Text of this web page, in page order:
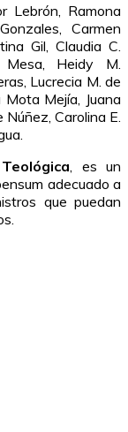
Lebrón, Ramona
Carmen
Gil, Claudia C.
Heidy M.
Lucrecia M. de
Mejía, Juana
Núñez, Carolina E.
, es un
adecuado a
que puedan